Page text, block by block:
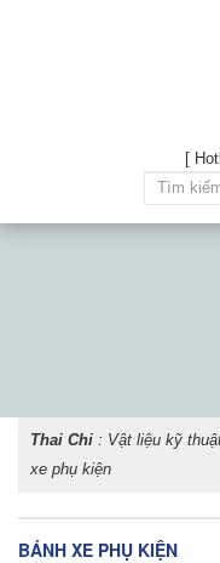
[
Thai Chi : Vật liệu kỹ
xe phụ kiện
BÁNH XE PHỤ KIỆN